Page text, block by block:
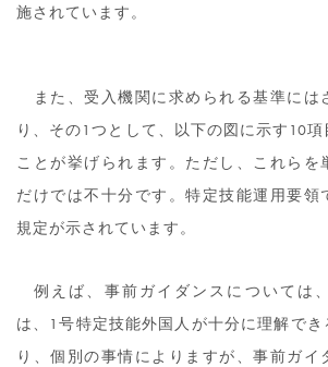
施されています。
また、受入機関に求められる基準には
り、その1つとして、以下の図に示す10
ことが挙げられます。ただし、これらを
だけでは不十分です。特定技能運用要領
規定が示されています。
例えば、事前ガイダンスについては
は、1号特定技能外国人が十分に理解で
り、個別の事情によりますが、事前ガイ